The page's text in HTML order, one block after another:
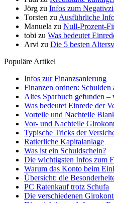
Jörg zu Infos zum
Torsten zu Ausführliche
Manuela zu Null-Prozent-
tobi zu Was bedeutet
Arvi zu Die 5 besten
Populäre Artikel
Infos zur Finanzsanierung
Finanzen ordnen:
Altes Sparbuch gefunden –
Was bedeutet Einrede der
Vorteile und Nachteile
Vor- und Nachteile
Typische Tricks der
Ratierliche Kapitalanlage
Was ist ein Schuldschein?
Die wichtigsten Infos zum
Warum das Konto beim
Übersicht: die
PC Ratenkauf trotz Schufa
Die verschiedenen